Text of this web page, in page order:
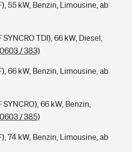
55 kW, Benzin, Limousine, ab
SYNCRO TDI), 66 kW, Diesel,
/ 383)
66 kW, Benzin, Limousine, ab
SYNCRO), 66 kW, Benzin,
/ 385)
74 kW, Benzin, Limousine, ab